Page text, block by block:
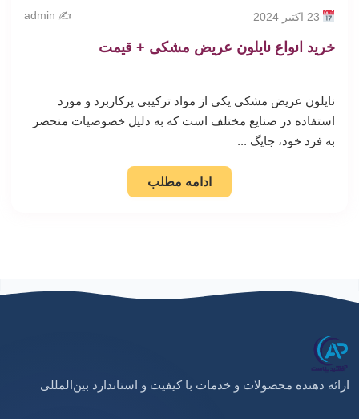
✍️ admin
خرید انواع نایلون عریض مشکی + قیمت
نایلون عریض مشکی یکی از مواد ترکیبی پرکاربرد و مورد
استفاده در صنایع مختلف است که به دلیل خصوصیات منحصر
به فرد خود، جایگ ...
ادامه مطلب
ارائه دهنده محصولات و خدمات با کیفیت و استاندارد بین‌المللی